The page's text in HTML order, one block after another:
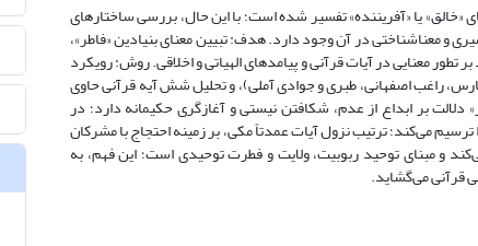
«خالق» یا «آفریننده» تفسیر شده است؛ با این حال، بررسی ساختارهای
و معناشناختی در آن وجود دارد. هدف: تبیین معنای بنیادین «فاطر»،
تطور معنایی در آیات قرآنی و پیامدهای الهیاتی و اخلاقی. روش: رویکرد
راغب اصفهانی، طبری و جوادی آملی)، و تحلیل شش آیه قرآنی حاوی
۱۰) بر اساس ترتیب نزول. یافته‌ها: «فاطر» دلالت بر ابداع از عدم، شکافتن نیستی و آغازگری حکیمانه دارد؛ در
ترسیم می‌کند؛ ترتیب نزول آیات عمدتاً مکی، بر زمینه احتجاج با مشرکان
و مبنای توحید ربوبیت، ولایت و فطرت توحیدی است؛ این فهم، به
قرآنی می‌گشاید.